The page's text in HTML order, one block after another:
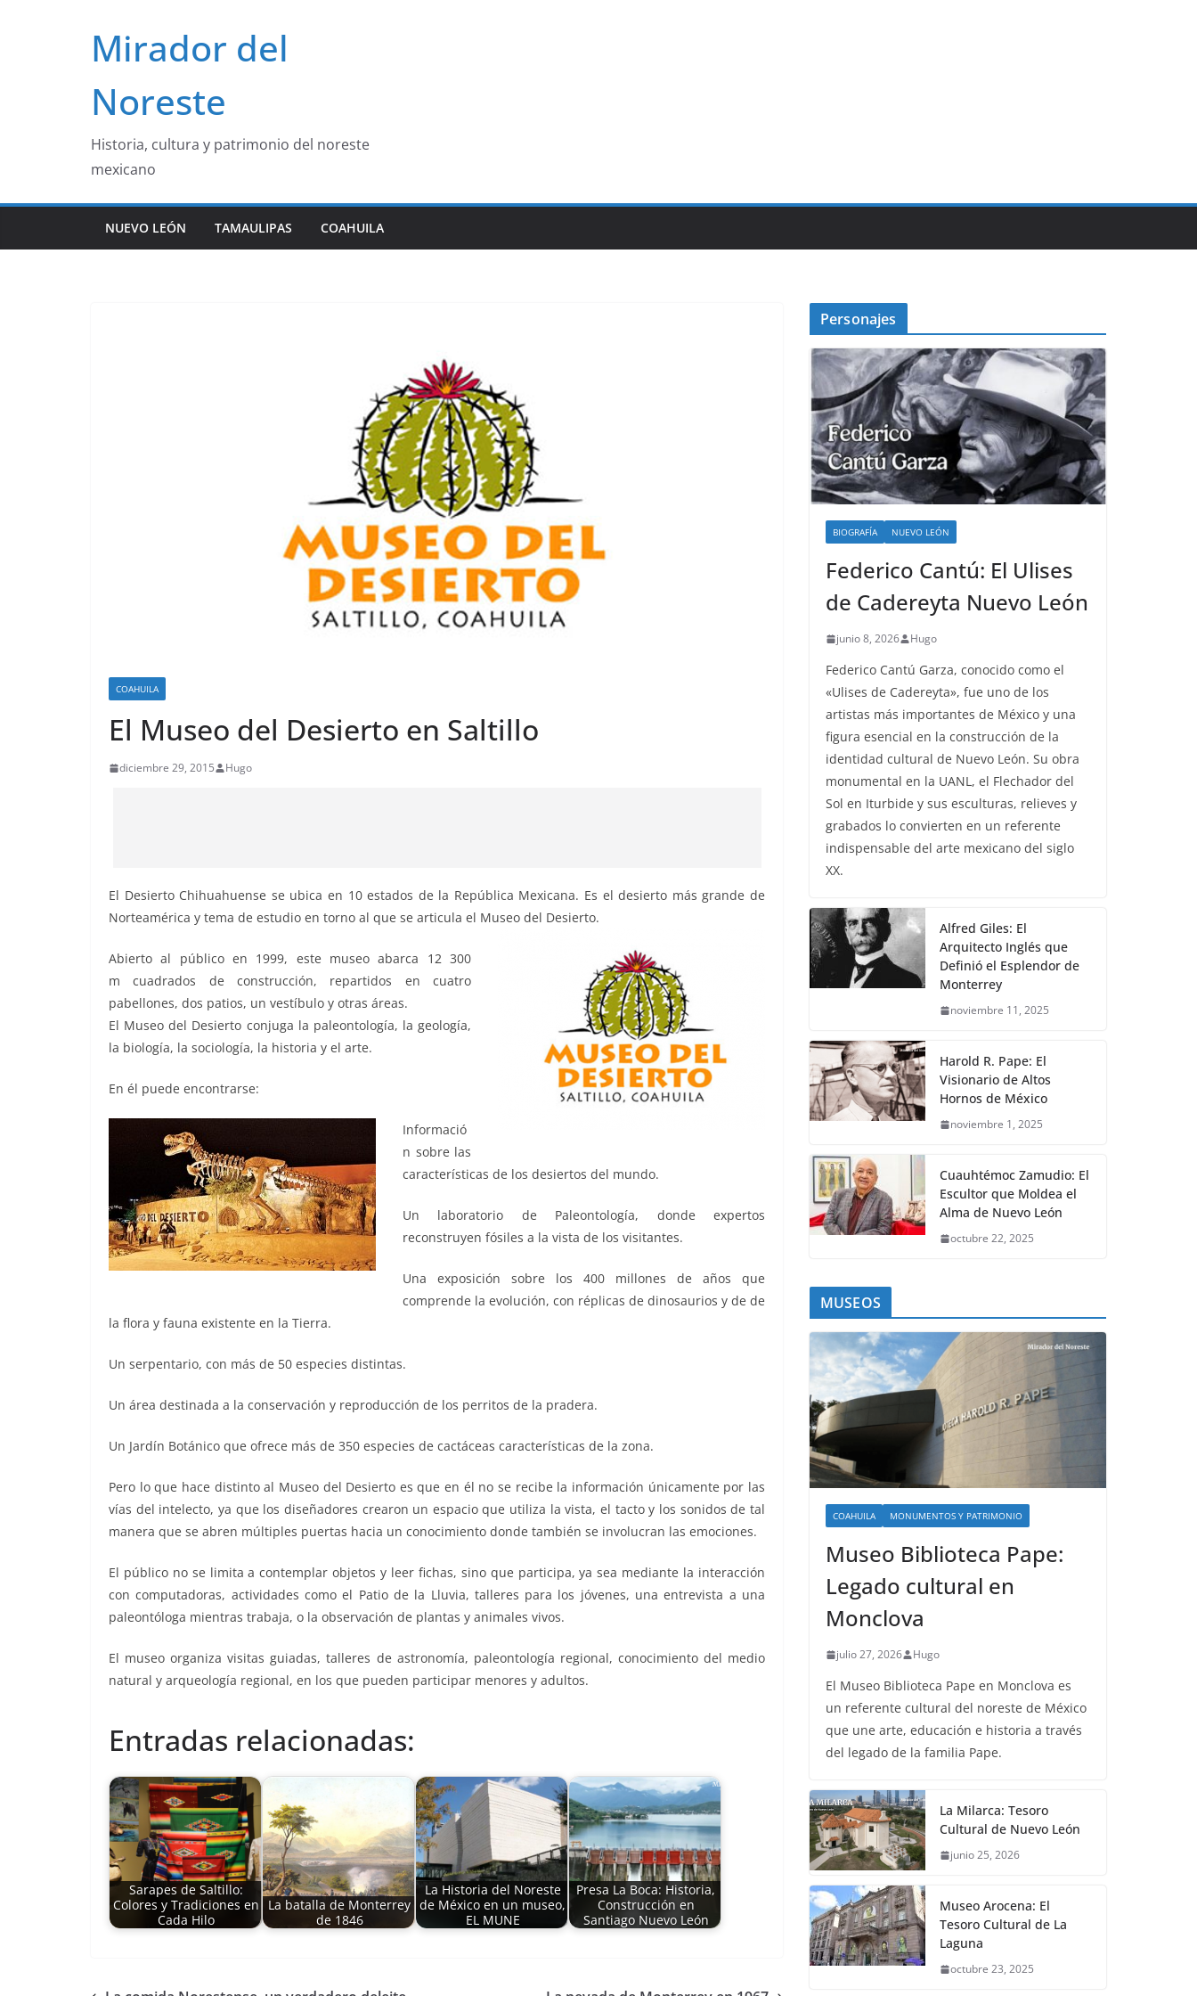
Mirador del
Noreste
Historia, cultura y patrimonio del noreste
mexicano
NUEVO LEÓN TAMAULIPAS COAHUILA
COAHUILA
El Museo del Desierto en Saltillo
diciembre 29, 2015 Hugo
El Desierto Chihuahuense se ubica en 10 estados de la República Mexicana. Es el desierto más grande de
Norteamérica y tema de estudio en torno al que se articula el Museo del Desierto.
Abierto al público en 1999, este museo abarca 12 300
m cuadrados de construcción, repartidos en cuatro
pabellones, dos patios, un vestíbulo y otras áreas.
El Museo del Desierto conjuga la paleontología, la geología,
la biología, la sociología, la historia y el arte.
En él puede encontrarse:
Informació
n sobre las
características de los desiertos del mundo.
Un laboratorio de Paleontología, donde expertos
reconstruyen fósiles a la vista de los visitantes.
Una exposición sobre los 400 millones de años que
comprende la evolución, con réplicas de dinosaurios y de de
la flora y fauna existente en la Tierra.
Un serpentario, con más de 50 especies distintas.
Un área destinada a la conservación y reproducción de los perritos de la pradera.
Un Jardín Botánico que ofrece más de 350 especies de cactáceas características de la zona.
Pero lo que hace distinto al Museo del Desierto es que en él no se recibe la información únicamente por las
vías del intelecto, ya que los diseñadores crearon un espacio que utiliza la vista, el tacto y los sonidos de tal
manera que se abren múltiples puertas hacia un conocimiento donde también se involucran las emociones.
El público no se limita a contemplar objetos y leer fichas, sino que participa, ya sea mediante la interacción
con computadoras, actividades como el Patio de la Lluvia, talleres para los jóvenes, una entrevista a una
paleontóloga mientras trabaja, o la observación de plantas y animales vivos.
El museo organiza visitas guiadas, talleres de astronomía, paleontología regional, conocimiento del medio
natural y arqueología regional, en los que pueden participar menores y adultos.
Entradas relacionadas:
Sarapes de Saltillo:
Colores y Tradiciones en
Cada Hilo
La batalla de Monterrey
de 1846
La Historia del Noreste
de México en un museo,
EL MUNE
Presa La Boca: Historia,
Construcción en
Santiago Nuevo León
Personajes
BIOGRAFÍA NUEVO LEÓN
Federico Cantú: El Ulises
de Cadereyta Nuevo León
junio 8, 2026 Hugo
Federico Cantú Garza, conocido como el
«Ulises de Cadereyta», fue uno de los
artistas más importantes de México y una
figura esencial en la construcción de la
identidad cultural de Nuevo León. Su obra
monumental en la UANL, el Flechador del
Sol en Iturbide y sus esculturas, relieves y
grabados lo convierten en un referente
indispensable del arte mexicano del siglo
XX.
Alfred Giles: El
Arquitecto Inglés que
Definió el Esplendor de
Monterrey
noviembre 11, 2025
Harold R. Pape: El
Visionario de Altos
Hornos de México
noviembre 1, 2025
Cuauhtémoc Zamudio: El
Escultor que Moldea el
Alma de Nuevo León
octubre 22, 2025
MUSEOS
COAHUILA MONUMENTOS Y PATRIMONIO
Museo Biblioteca Pape:
Legado cultural en
Monclova
julio 27, 2026 Hugo
El Museo Biblioteca Pape en Monclova es
un referente cultural del noreste de México
que une arte, educación e historia a través
del legado de la familia Pape.
La Milarca: Tesoro
Cultural de Nuevo León
junio 25, 2026
Museo Arocena: El
Tesoro Cultural de La
Laguna
octubre 23, 2025